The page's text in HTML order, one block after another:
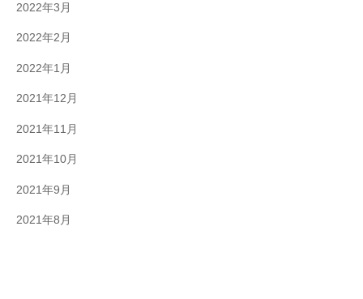
2022年3月
2022年2月
2022年1月
2021年12月
2021年11月
2021年10月
2021年9月
2021年8月